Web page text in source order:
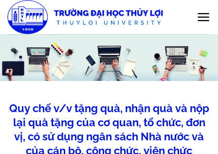
qua
nội
Quy chế v/v tặng quà, nhận quà và nộp
lại quà tặng của cơ quan, tổ chức, đơn
vị, có sử dụng ngân sách Nhà nước và
của cán bộ, công chức, viên chức